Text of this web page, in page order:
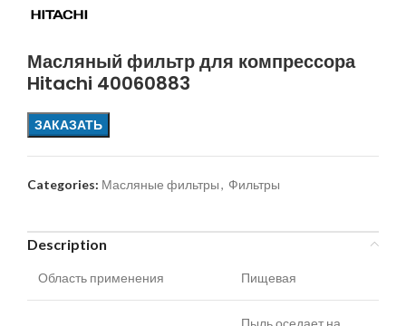
Масляный фильтр для компрессора
Hitachi 40060883
ЗАКАЗАТЬ
Categories: Масляные фильтры, Фильтры
Description
Область применения Пищевая
Пыль оседает на